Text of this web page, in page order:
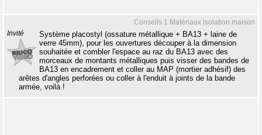
Conseils 1 Matériaux isolation maison
Invité
Système placostyl (ossature métallique + BA13 + laine de
verre 45mm), pour les ouvertures découper à la dimension
souhaitée et combler l'espace au raz du BA13 avec des
morceaux de montants métalliques puis visser des bandes de
BA13 en encadrement et coller au MAP (mortier adhésif) des
arêtes d'angles perforées ou coller à l'enduit à joints de la bande
armée, voilà !